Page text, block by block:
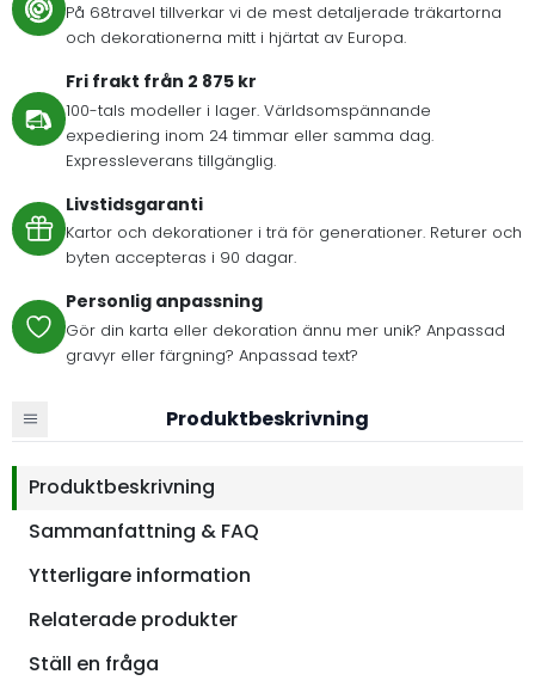
På 68travel tillverkar vi de mest detaljerade träkartorna
och dekorationerna mitt i hjärtat av Europa.
Fri frakt från 2 875 kr
100-tals modeller i lager. Världsomspännande
expediering inom 24 timmar eller samma dag.
Expressleverans tillgänglig.
Livstidsgaranti
Kartor och dekorationer i trä för generationer. Returer och
byten accepteras i 90 dagar.
Personlig anpassning
Gör din karta eller dekoration ännu mer unik? Anpassad
gravyr eller färgning? Anpassad text?
Produktbeskrivning
Produktbeskrivning
Sammanfattning & FAQ
Ytterligare information
Relaterade produkter
Ställ en fråga